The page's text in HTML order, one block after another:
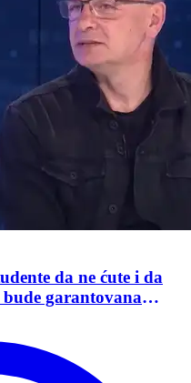
da ne ćute i da
garantovana